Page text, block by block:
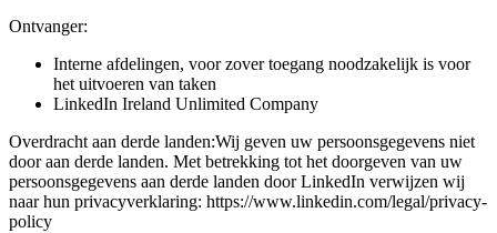
Ontvanger:
Interne afdelingen, voor zover toegang noodzakelijk is voor
het uitvoeren van taken
LinkedIn Ireland Unlimited Company
Overdracht aan derde landen:Wij geven uw persoonsgegevens niet
door aan derde landen. Met betrekking tot het doorgeven van uw
persoonsgegevens aan derde landen door LinkedIn verwijzen wij
naar hun privacyverklaring: https://www.linkedin.com/legal/privacy-
policy